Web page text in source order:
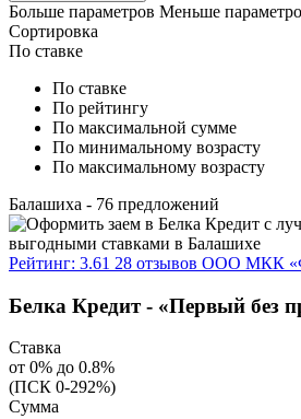
Больше параметров Меньше
Сортировка
По ставке
По ставке
По рейтингу
По максимальной сумме
По минимальному возрасту
По максимальному возрасту
Балашиха - 76 предложений
Рейтинг: 3.61 28 отзывов ООО МКК
Белка Кредит - «Первый без
Ставка
от 0% до 0.8%
(ПСК 0-292%)
Сумма